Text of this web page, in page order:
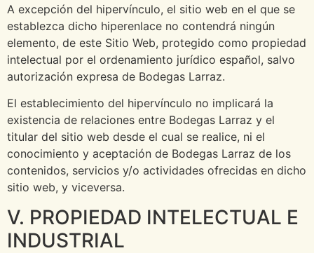
A excepción del hipervínculo, el sitio web en el que se
establezca dicho hiperenlace no contendrá ningún
elemento, de este Sitio Web, protegido como propiedad
intelectual por el ordenamiento jurídico español, salvo
autorización expresa de Bodegas Larraz.
El establecimiento del hipervínculo no implicará la
existencia de relaciones entre Bodegas Larraz y el
titular del sitio web desde el cual se realice, ni el
conocimiento y aceptación de Bodegas Larraz de los
contenidos, servicios y/o actividades ofrecidas en dicho
sitio web, y viceversa.
V. PROPIEDAD INTELECTUAL E
INDUSTRIAL